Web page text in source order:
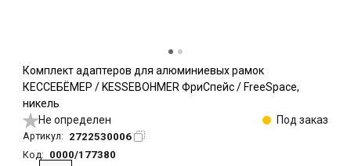
Комплект адаптеров для алюминиевых рамок
КЕССЕБЁМЕР / KESSEBOHMER ФриСпейс / FreeSpace,
никель
Не определен
Под заказ
Артикул: 2722530006
Код:
0000/177380